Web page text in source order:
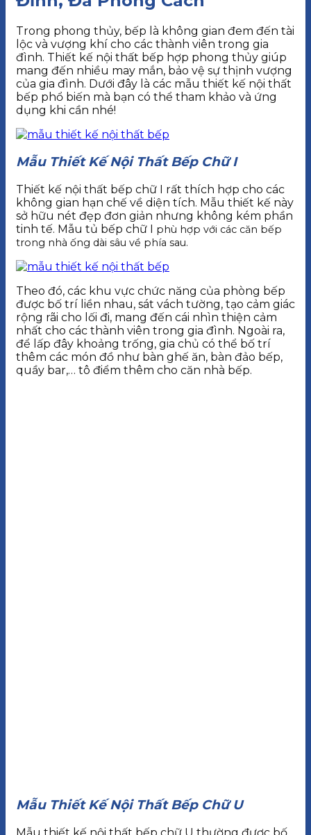
Trong phong thủy, bếp là không gian đem đến tài
lộc và vượng khí cho các thành viên trong gia
đình. Thiết kế nội thất bếp hợp phong thủy giúp
mang đến nhiều may mắn, bảo vệ sự thịnh vượng
của gia đình. Dưới đây là các mẫu thiết kế nội thất
bếp phổ biến mà bạn có thể tham khảo và ứng
dụng khi cần nhé!
Mẫu Thiết Kế Nội Thất Bếp Chữ I
Thiết kế nội thất bếp chữ I rất thích hợp cho các
không gian hạn chế về diện tích. Mẫu thiết kế này
sở hữu nét đẹp đơn giản nhưng không kém phần
tinh tế. Mẫu tủ bếp chữ I phù hợp với các căn bếp
trong nhà ống dài sâu về phía sau.
Theo đó, các khu vực chức năng của phòng bếp
được bố trí liền nhau, sát vách tường, tạo cảm giác
rộng rãi cho lối đi, mang đến cái nhìn thiện cảm
nhất cho các thành viên trong gia đình. Ngoài ra,
để lấp đây khoảng trống, gia chủ có thể bố trí
thêm các món đồ như bàn ghế ăn, bàn đảo bếp,
quầy bar,… tô điểm thêm cho căn nhà bếp.
Mẫu Thiết Kế Nội Thất Bếp Chữ U
Mẫu thiết kế nội thất bếp chữ U thường được bố